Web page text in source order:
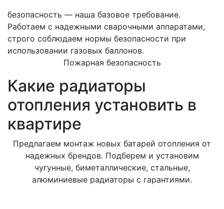
безопасность — наша базовое требование.
Работаем с надежными сварочными аппаратами,
строго соблюдаем нормы безопасности при
использовании газовых баллонов.
Пожарная безопасность
Какие радиаторы
отопления установить в
квартире
Предлагаем монтаж новых батарей отопления от
надежных брендов. Подберем и установим
чугунные, биметаллические, стальные,
алюминиевые радиаторы с гарантиями.